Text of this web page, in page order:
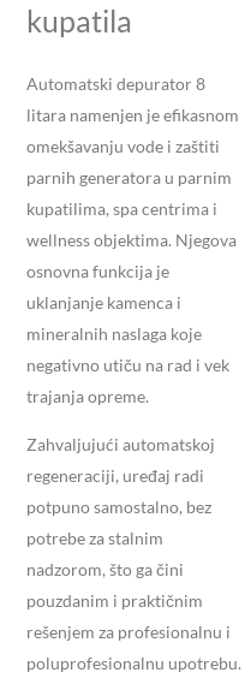
kupatila
Automatski depurator 8
litara namenjen je efikasnom
omekšavanju vode i zaštiti
parnih generatora u parnim
kupatilima, spa centrima i
wellness objektima. Njegova
osnovna funkcija je
uklanjanje kamenca i
mineralnih naslaga koje
negativno utiču na rad i vek
trajanja opreme.
Zahvaljujući automatskoj
regeneraciji, uređaj radi
potpuno samostalno, bez
potrebe za stalnim
nadzorom, što ga čini
pouzdanim i praktičnim
rešenjem za profesionalnu i
poluprofesionalnu upotrebu.